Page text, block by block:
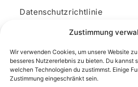
Zustimmung
Wir verwenden Cookies, um unsere Website
besseres Nutzererlebnis zu bieten. Du kannst
welchen Technologien du zustimmst. Einige
Zustimmung eingeschränkt sein.
Datenschutzrichtlinie
Kundenkonto
Unsere Kontaktdaten
E-Mail: